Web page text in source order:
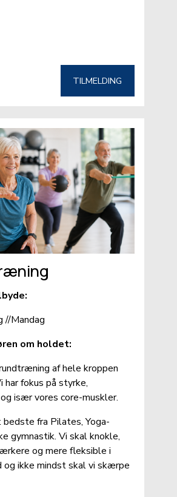
TILMELDING
//Mandag
om holdet:
af hele kroppen
har fokus på styrke,
især vores core-muskler.
fra Pilates, Yoga-
gymnastik. Vi skal knokle,
og mere fleksible i
og ikke mindst skal vi skærpe